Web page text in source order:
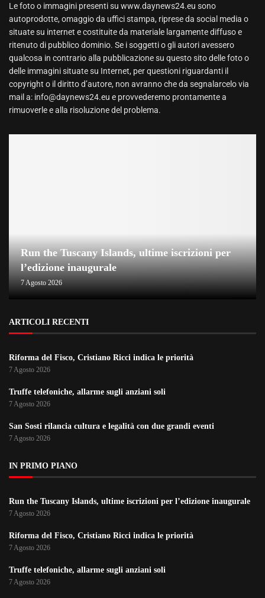
Le foto o immagini presenti su www.daynews24.eu sono
autoprodotte, omaggio da uffici stampa, riprese da social media o
situate su internet e costituite da materiale largamente diffuso e
ritenuto di pubblico dominio. Se i soggetti o gli autori avessero
qualcosa in contrario alla pubblicazione su questo sito delle foto o
delle immagini situate su Internet, per questioni riguardanti il
copyright o il diritto d’autore, non avranno che da segnalarcelo via
mail a: info@daynews24.eu e provvederemo prontamente a
rimuoverle e alla risoluzione del problema.
Run the Tuscany Islands, ultime iscrizioni per
l’edizione inaugurale
7 Agosto 2026
ARTICOLI RECENTI
Riforma del Fisco, Cristiano Ricci indica le priorità
7 Agosto 2026
Truffe telefoniche, allarme sugli anziani soli
7 Agosto 2026
San Sosti rilancia cultura e legalità con due grandi eventi
7 Agosto 2026
IN PRIMO PIANO
Run the Tuscany Islands, ultime iscrizioni per l’edizione inaugurale
7 Agosto 2026
Riforma del Fisco, Cristiano Ricci indica le priorità
7 Agosto 2026
Truffe telefoniche, allarme sugli anziani soli
7 Agosto 2026